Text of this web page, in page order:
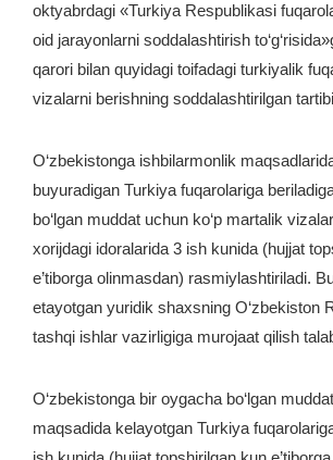
oktyabrdagi «Turkiya Respublikasi
oid jarayonlarni soddalashtirish
qarori bilan quyidagi toifadagi turkiyalik
vizalarni berishning soddalashtirilgan
O‘zbekistonga ishbilarmonlik
buyuradigan Turkiya fuqarolariga
bo‘lgan muddat uchun ko‘p martalik
xorijdagi idoralarida 3 ish kunida (hujjat
e’tiborga olinmasdan) rasmiylashtiriladi.
etayotgan yuridik shaxsning O‘zbekiston
tashqi ishlar vazirligiga murojaat qilish
O‘zbekistonga bir oygacha bo‘lgan
maqsadida kelayotgan Turkiya